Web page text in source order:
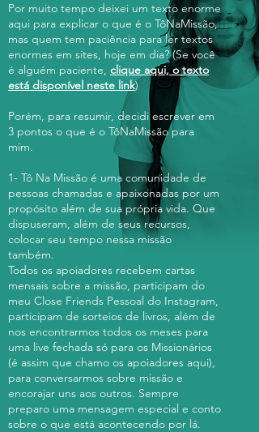
Por muito tempo deixei um texto enorme
aqui para explicar o que é o TôNaMissão,
mas quem tem paciência para ler textos
enormes em sites, hoje em dia? (Se você
é alguém paciente, clique aqui, o texto
está disponível neste link)
Porém, para resumir, decidi escrever em
3 pontos o que é o TôNaMissão para
mim.
1- Tô Na Missão é uma comunidade de
pessoas chamadas e apaixonadas por um
propósito além de sua própria vida. Que
dispuseram, além de seus recursos,
colocar seu tempo nessa missão
também.
Todos os apoiadores recebem cartas
mensais sobre a missão, participam do
meu Close Friends Pessoal do Instagram,
participam de sorteios de livros, além de
nos encontrarmos todos os meses para
uma live fechada só para os Missionários
(é assim que chamo os apoiadores aqui),
para conversarmos sobre missão e
encorajar uns aos outros. Sempre
preparo uma mensagem especial e conto
sobre o que está acontecendo por lá.